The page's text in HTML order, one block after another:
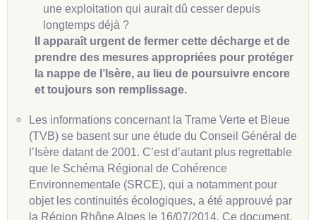
une exploitation qui aurait dû cesser depuis
longtemps déjà ?
Il apparaît urgent de fermer cette décharge et de
prendre des mesures appropriées pour protéger
la nappe de l’Isère, au lieu de poursuivre encore
et toujours son remplissage.
Les informations concernant la Trame Verte et Bleue
(TVB) se basent sur une étude du Conseil Général de
l’Isère datant de 2001. C’est d’autant plus regrettable
que le Schéma Régional de Cohérence
Environnementale (SRCE), qui a notamment pour
objet les continuités écologiques, a été approuvé par
la Région Rhône Alpes le 16/07/2014. Ce document,